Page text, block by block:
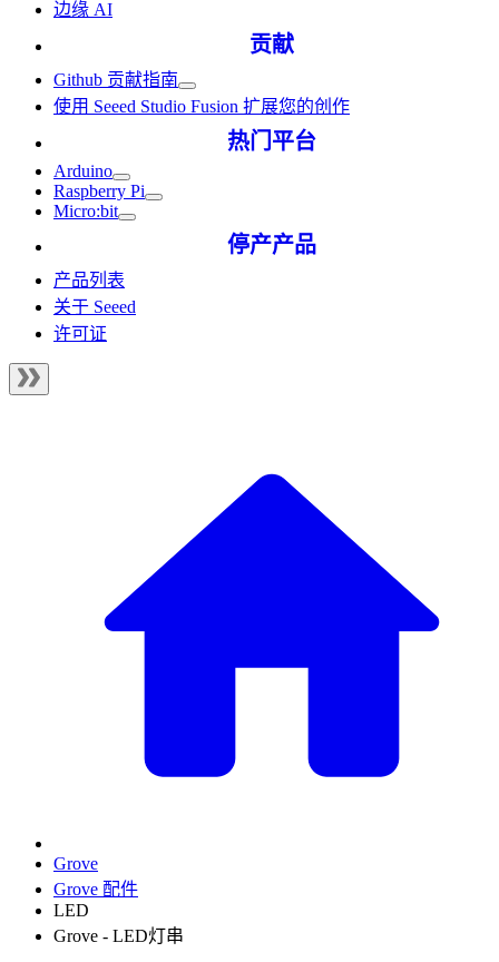
边缘 AI
贡献
Github 贡献指南
使用 Seeed Studio Fusion 扩展您的创作
热门平台
Arduino
Raspberry Pi
Micro:bit
停产产品
产品列表
关于 Seeed
许可证
Grove
Grove 配件
LED
Grove - LED灯串